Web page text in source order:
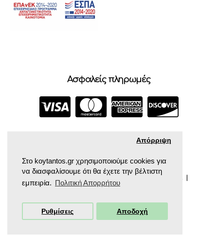
Στο koytantos.gr χρησιμοποιούμε cookies για
να διασφαλίσουμε ότι θα έχετε την βέλτιστη
εμπειρία. Πολιτική Απορρήτου
Απόρριψη
Ρυθμίσεις Αποδοχή
Ασφαλείς πληρωμές
COPYRIGHT © 2024 ΚΟΥΤΆΝΤΟΣ ΠΑΙΔΙΚΆ ΒΡΕΦΙΚΆ |
POWERED BY CROCONET.
ΦΙΛΤΡΑ